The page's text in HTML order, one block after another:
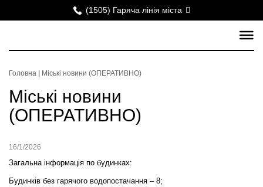
(1505) Гаряча лінія міста
Головна Міські новини (ОПЕРАТИВНО)
Міські новини
(ОПЕРАТИВНО)
16/1/2026
Загальна інформація по будинках:
Будинків без гарячого водопостачання – 8;